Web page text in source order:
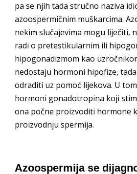
pa se njih tada stručno naziva
azoospermičnim muškarcima.
nekim slučajevima mogu liječiti,
radi o pretestikularnim ili
hipogonadizmom kao
nedostaju hormoni hipofize,
odraditi uz pomoć lijekova. U
hormoni gonadotropina koji
ona počne proizvoditi hormone
proizvodnju spermija.
Azoospermija se